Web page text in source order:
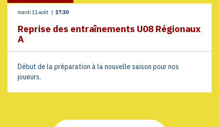
mardi 11 août | 17:30
Reprise des entraînements U08 Régionaux
A
Début de la préparation à la nouvelle saison pour nos
joueurs.